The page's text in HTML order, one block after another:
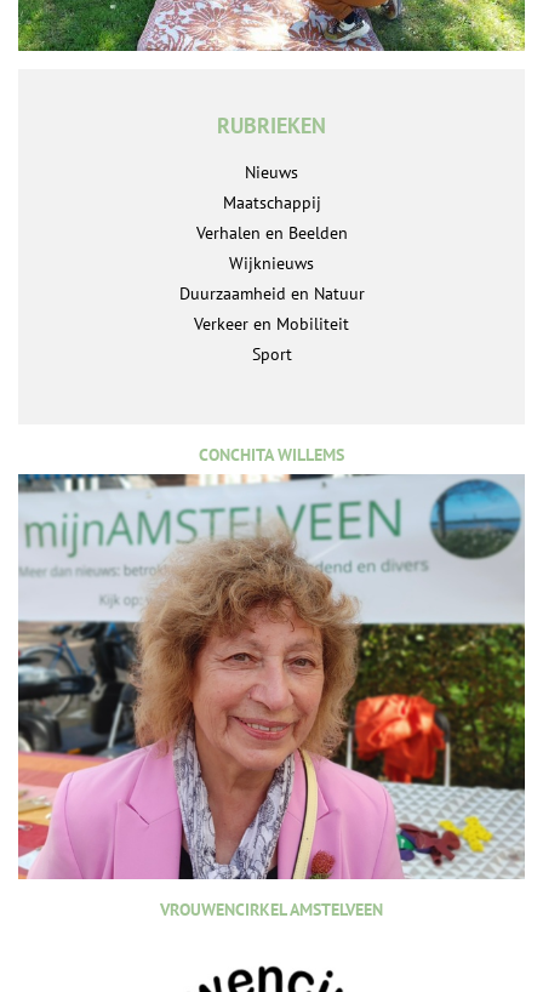
RUBRIEKEN
Nieuws
Maatschappij
Verhalen en Beelden
Wijknieuws
Duurzaamheid en Natuur
Verkeer en Mobiliteit
Sport
CONCHITA WILLEMS
VROUWENCIRKEL AMSTELVEEN